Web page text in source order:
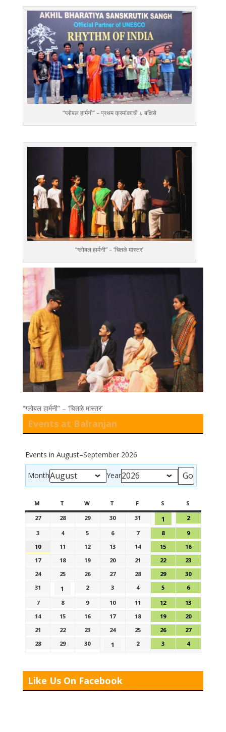
“ग्लोबल हार्मनी” – प्रथम क्रमांकाची ८ बक्षिसे
“ग्लोबल हार्मनी” – ‘चितळे मास्तर’
“ग्लोबल हार्मनी” – ‘चितळे मास्तर’
Events at Balranjan
Events in August–September 2026
Month Year
M T W T F S
S
27
28 29 30 31 1
2
3
4 5 6 7 8
9
10
11 12 13 14 15
16
17
18 19 20 21 22
23
24
25 26 27 28 29
30
31
1 2 3 4 5
6
7
8 9 10 11 12
13
14
15 16 17 18 19
20
21
22 23 24 25 26
27
28
29 30 1 2 3 4
Like Us On Facebook